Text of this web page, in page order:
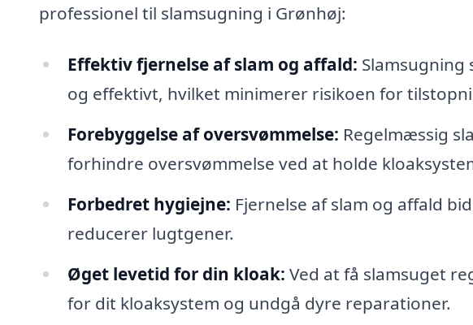
professionel til slamsugning i Grønhøj:
Effektiv fjernelse af slam og affald: Slamsugning
og effektivt, hvilket minimerer risikoen for
Forebyggelse af oversvømmelse: Regelmæssig
forhindre oversvømmelse ved at holde
Forbedret hygiejne: Fjernelse af slam og affald
reducerer lugtgener.
Øget levetid for din kloak: Ved at få slamsuget
for dit kloaksystem og undgå dyre reparationer.